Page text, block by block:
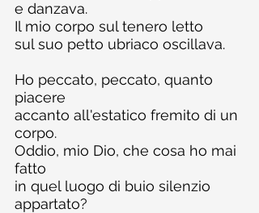
e danzava.
Il mio corpo sul tenero letto
sul suo petto ubriaco oscillava.
Ho peccato, peccato, quanto
piacere
accanto all'estatico fremito di un
corpo.
Oddio, mio Dio, che cosa ho mai
fatto
in quel luogo di buio silenzio
appartato?